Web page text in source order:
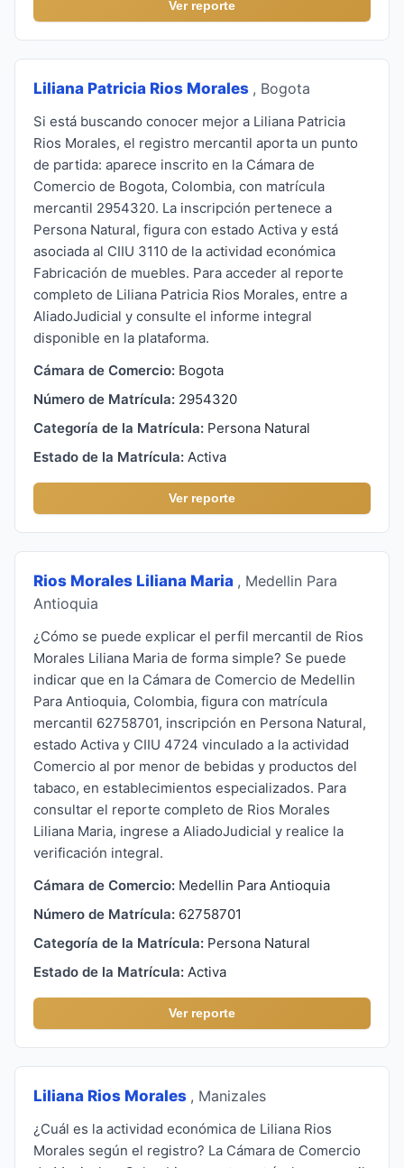
Ver reporte
Liliana Patricia Rios Morales , Bogota
Si está buscando conocer mejor a Liliana Patricia
Rios Morales, el registro mercantil aporta un punto
de partida: aparece inscrito en la Cámara de
Comercio de Bogota, Colombia, con matrícula
mercantil 2954320. La inscripción pertenece a
Persona Natural, figura con estado Activa y está
asociada al CIIU 3110 de la actividad económica
Fabricación de muebles. Para acceder al reporte
completo de Liliana Patricia Rios Morales, entre a
AliadoJudicial y consulte el informe integral
disponible en la plataforma.
Cámara de Comercio: Bogota
Número de Matrícula: 2954320
Categoría de la Matrícula: Persona Natural
Estado de la Matrícula: Activa
Ver reporte
Rios Morales Liliana Maria , Medellin Para
Antioquia
¿Cómo se puede explicar el perfil mercantil de Rios
Morales Liliana Maria de forma simple? Se puede
indicar que en la Cámara de Comercio de Medellin
Para Antioquia, Colombia, figura con matrícula
mercantil 62758701, inscripción en Persona Natural,
estado Activa y CIIU 4724 vinculado a la actividad
Comercio al por menor de bebidas y productos del
tabaco, en establecimientos especializados. Para
consultar el reporte completo de Rios Morales
Liliana Maria, ingrese a AliadoJudicial y realice la
verificación integral.
Cámara de Comercio: Medellin Para Antioquia
Número de Matrícula: 62758701
Categoría de la Matrícula: Persona Natural
Estado de la Matrícula: Activa
Ver reporte
Liliana Rios Morales , Manizales
¿Cuál es la actividad económica de Liliana Rios
Morales según el registro? La Cámara de Comercio